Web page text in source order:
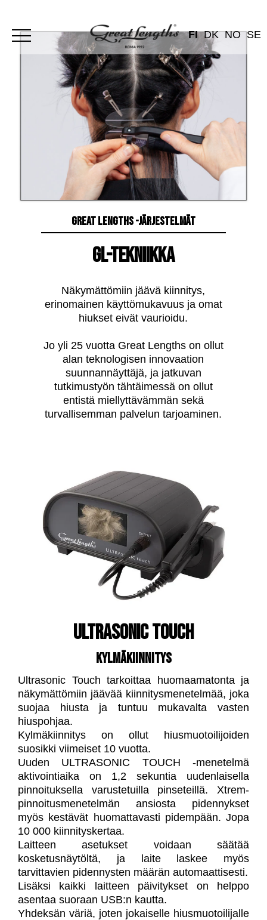
FI DK NO SE
GREAT LENGTHS -JÄRJESTELMÄT
GL-TEKNIIKKA
Näkymättömiin jäävä kiinnitys,
erinomainen käyttömukavuus ja omat
hiukset eivät vaurioidu.
Jo yli 25 vuotta Great Lengths on ollut
alan teknologisen innovaation
suunnannäyttäjä, ja jatkuvan
tutkimustyön tähtäimessä on ollut
entistä miellyttävämmän sekä
turvallisemman palvelun tarjoaminen.
ULTRASONIC TOUCH
KYLMÄKIINNITYS
Ultrasonic Touch tarkoittaa huomaamatonta ja
näkymättömiin jäävää kiinnitysmenetelmää, joka
suojaa hiusta ja tuntuu mukavalta vasten
hiuspohjaa.
Kylmäkiinnitys on ollut hiusmuotoilijoiden
suosikki viimeiset 10 vuotta.
Uuden ULTRASONIC TOUCH -menetelmä
aktivointiaika on 1,2 sekuntia uudenlaisella
pinnoituksella varustetuilla pinseteillä. Xtrem-
pinnoitusmenetelmän ansiosta pidennykset
myös kestävät huomattavasti pidempään. Jopa
10 000 kiinnityskertaa.
Laitteen asetukset voidaan säätää
kosketusnäytöltä, ja laite laskee myös
tarvittavien pidennysten määrän automaattisesti.
Lisäksi kaikki laitteen päivitykset on helppo
asentaa suoraan USB:n kautta.
Yhdeksän väriä, joten jokaiselle hiusmuotoilijalle